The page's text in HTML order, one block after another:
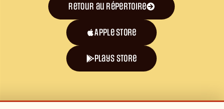
Retour au répertoire
Apple Store
plays store